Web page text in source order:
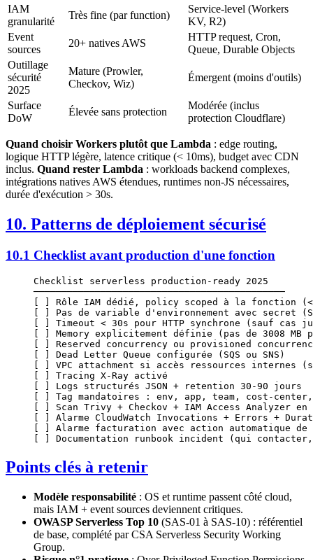
IAM
granularité
Très fine (par function)
Service-level (Workers
KV, R2)
Event
sources
20+ natives AWS
HTTP request, Cron,
Queue, Durable Objects
Outillage
sécurité
2025
Mature (Prowler,
Checkov, Wiz)
Émergent (moins d'outils)
Surface
DoW
Élevée sans protection
Modérée (inclus
protection Cloudflare)
Quand choisir Workers plutôt que Lambda : edge routing,
logique HTTP légère, latence critique (< 10ms), budget avec CDN
inclus. Quand rester Lambda : workloads backend complexes,
intégrations natives AWS étendues, runtimes non-JS nécessaires,
durée d'exécution > 30s.
10. Patterns de déploiement sécurisé
10.1 Checklist avant production d'une fonction
Checklist serverless production-ready 2025
─────────────────────────────────────────────
[ ] Rôle IAM dédié, policy scoped à la fonction (<
[ ] Pas de variable d'environnement avec secret
[ ] Timeout < 30s pour HTTP synchrone (sauf cas
[ ] Memory explicitement définie (pas de 3008 MB
[ ] Reserved concurrency ou provisioned
[ ] Dead Letter Queue configurée (SQS ou SNS)
[ ] VPC attachment si accès ressources internes
[ ] Tracing X-Ray activé
[ ] Logs structurés JSON + retention 30-90 jours
[ ] Tag mandatoires : env, app, team, cost-center,
[ ] Scan Trivy + Checkov + IAM Access Analyzer en
[ ] Alarme CloudWatch Invocations + Errors +
[ ] Alarme facturation avec action automatique
[ ] Documentation runbook incident (qui
Points clés à retenir
Modèle responsabilité : OS et runtime passent côté cloud,
mais IAM + event sources deviennent critiques.
OWASP Serverless Top 10 (SAS-01 à SAS-10) : référentiel
de base, complété par CSA Serverless Security Working
Group.